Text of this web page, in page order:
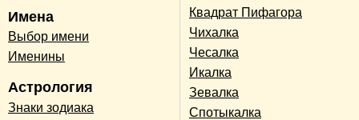
Имена
Выбор имени
Именины
Астрология
Знаки зодиака
Квадрат Пифагора
Чихалка
Чесалка
Икалка
Зевалка
Спотыкалка